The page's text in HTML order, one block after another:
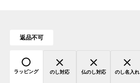
返品不可
ラッピング のし対応 仏のし対応 のし名入れ